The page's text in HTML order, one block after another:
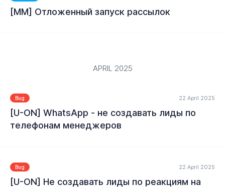
MORE
MORE
[MM] Отложенный запуск рассылок
APRIL 2025
Bug 22 April 2025
[U-ON] WhatsApp - не создавать лиды по
телефонам менеджеров
Bug 22 April 2025
[U-ON] Не создавать лиды по реакциям на